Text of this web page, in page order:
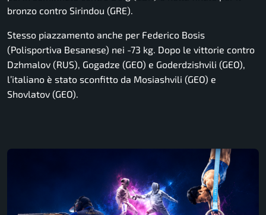
bronzo contro Sirindou (GRE).
Stesso piazzamento anche per Federico Bosis
(Polisportiva Besanese) nei -73 kg. Dopo le vittorie contro
Dzhmalov (RUS), Gogadze (GEO) e Goderdzishvili (GEO),
l’italiano è stato sconfitto da Mosiashvili (GEO) e
Shovlatov (GEO).